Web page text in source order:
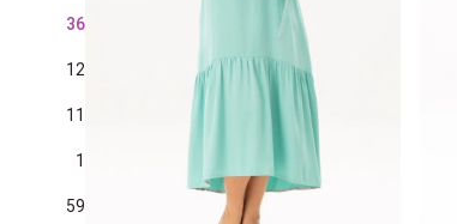
36
12
11
1
59